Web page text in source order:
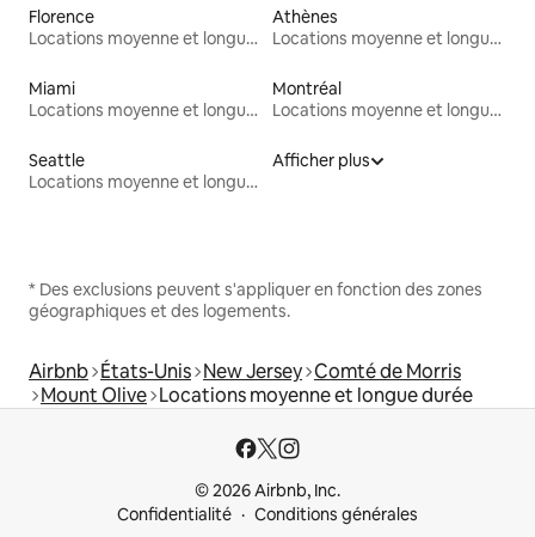
Florence
Locations moyenne et longue durée
Athènes
Locations moyenne et longue durée
Miami
Locations moyenne et longue durée
Montréal
Locations moyenne et longue durée
Seattle
Locations moyenne et longue durée
Afficher plus
* Des exclusions peuvent s'appliquer en fonction des zones
géographiques et des logements.
Airbnb États-Unis New Jersey Comté de Morris
Mount Olive Locations moyenne et longue durée
© 2026 Airbnb, Inc.
Confidentialité
Conditions générales